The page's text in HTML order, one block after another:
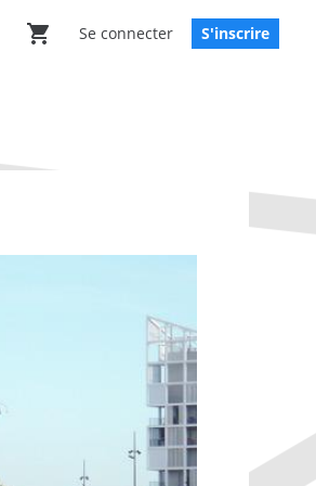
Se connecter S'inscrire